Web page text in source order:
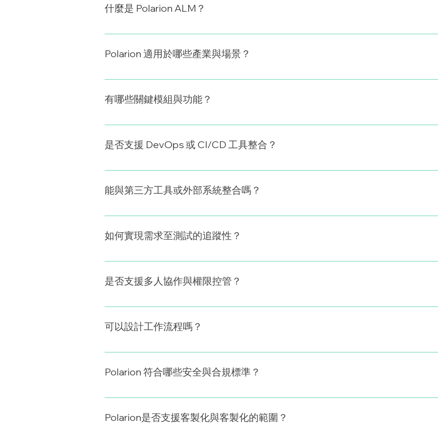
什麼是 Polarion ALM？
Polarion ALM 是 Siemens 提供的應用生命週期管理（ALM）平台，整合需求管理、
Polarion 適用於哪些產業與場景？
廣泛應用於醫療裝置、車用電子、航空、鐵路、工業自動化、軍工與高科技產業，適
有哪些關鍵模組與功能？
需求管理（Requirements） 測試計畫與執行（Test Runs） 缺陷與問題追蹤（Work
是否支援 DevOps 或 CI/CD 工具整合？
是的，Polarion 可與 Jenkins、GitLab、Azure DevOps、Jira 等 DevOps 工具鏈整
能與第三方工具或外部系統整合嗎？
支援 REST API 與 WebHooks，實現與 SAP、Matlab/Simulink 等系統整合，並可透
如何實現需求至測試的追蹤性？
每個工作項目（如需求、任務、測試案例）皆可建立雙向連結，系統自動生成完整的
是否支援多人協作與權限控管？
支援精細的角色權限控制，可多人同步協作並即時編輯同一項目，確保資訊安全與變
可以設計工作流程嗎？
可以，自訂工作流程是 Polarion 的核心功能之一，可根據組織 SOP 建立審核、簽核
Polarion 符合哪些安全與合規標準？
符合 ISO 9001、ISO/IEC 27001、FDA CFR Part 11、ASPICE、ISO 26262、
Polarion是否支援客製化與客製化的範圍？